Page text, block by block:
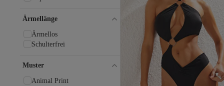
Ärmellänge
Ärmellos
Schulterfrei
Muster
Animal Print